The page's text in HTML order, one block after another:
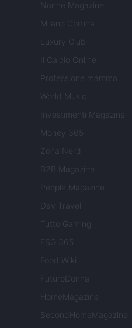
Nonne Magazine
Milano Cortina
Luxury Club
Il Calcio Online
Professione mamma
World Music
Investimenti Magazine
Money 365
Zona Nerd
B2B Magazine
People Magazine
Day Travel
Tutto Gaming
ESG 365
Food Wiki
FuturoDonna
HomeMagazine
SecondHomeMagazine